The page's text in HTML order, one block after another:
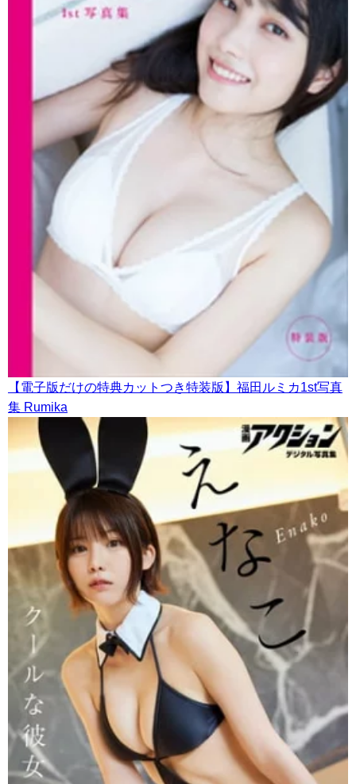
【電子版だけの特典カットつき特装版】福田ルミカ1st写真
集 Rumika